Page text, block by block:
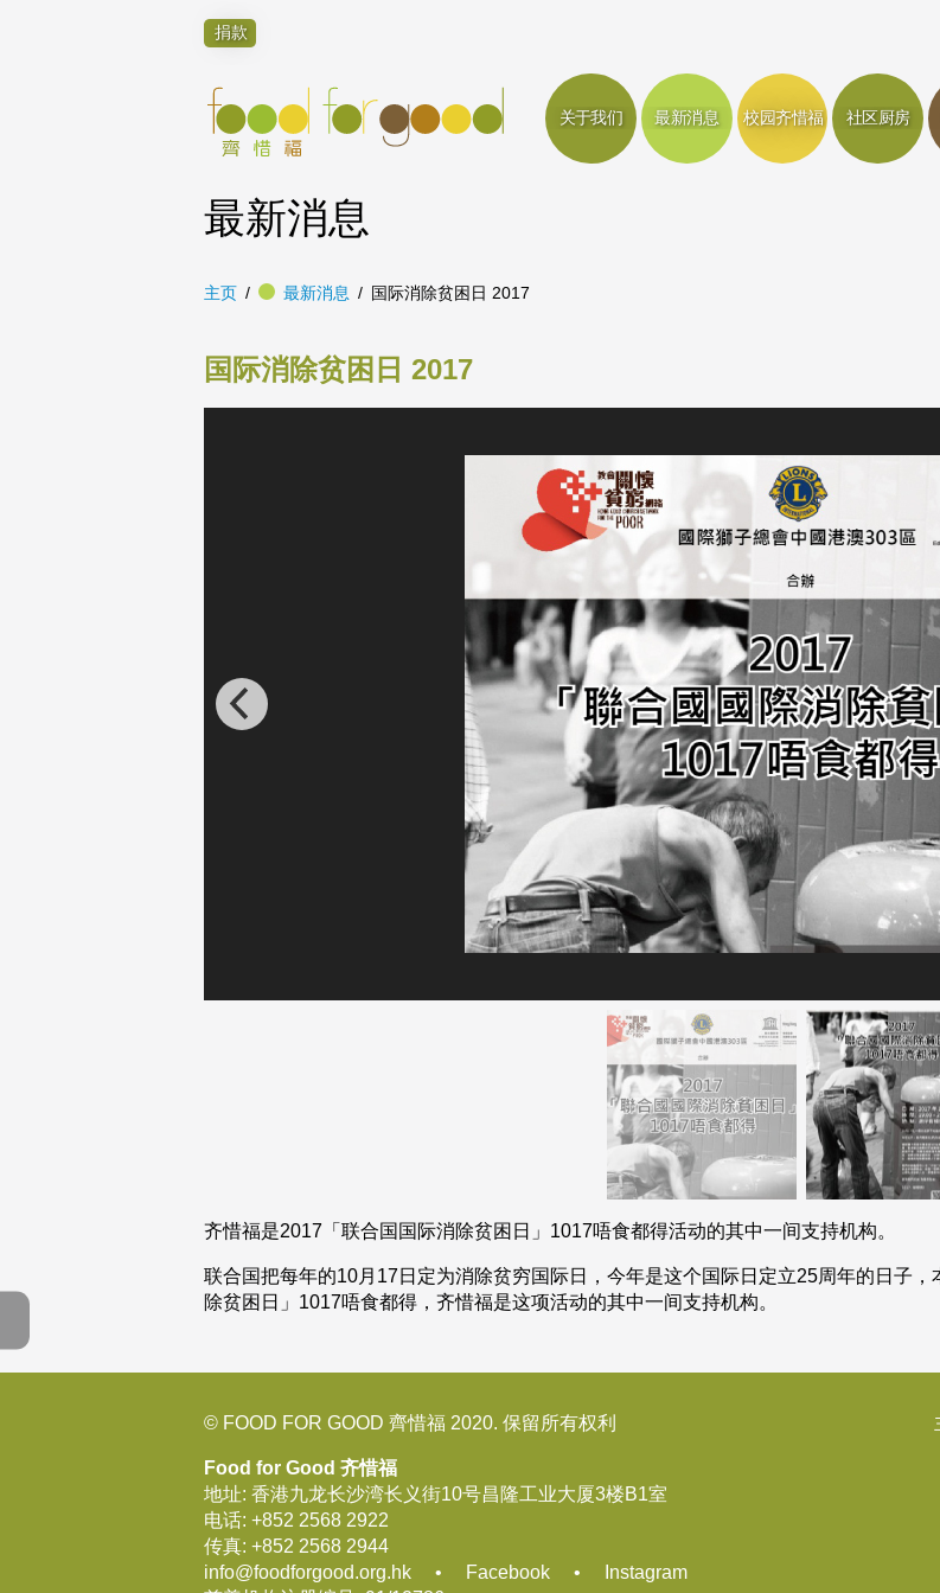
捐款
关于我们 最新消息 校园齐惜福 社区厨房
最新消息
主页 最新消息 国际消除贫困日 2017
国际消除贫困日 2017
齐惜福是2017「联合国国际消除贫困日」1017唔食都得活动的其中一间支持机构。
联合国把每年的10月17日定为消除贫穷国际日，今年是这个国际日定立25周年的日子
除贫困日」1017唔食都得，齐惜福是这项活动的其中一间支持机构。
© FOOD FOR GOOD 齊惜福 2020. 保留所有权利
Food for Good 齐惜福
地址: 香港九龙长沙湾长义街10号昌隆工业大厦3楼B1室
电话: +852 2568 2922
传真: +852 2568 2944
info@foodforgood.org.hk • Facebook •
Instagram